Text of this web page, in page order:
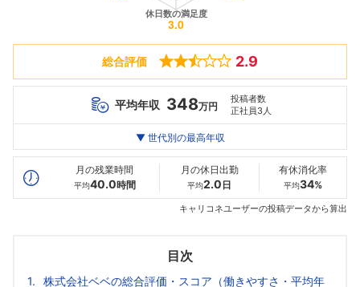
総合評価 2.9
平均年収 348万円
投稿者数
正社員3人
最高年収
20代
287万
30代
444万
--万
▼ 世代別の最高年収
月の残業時間
平均40.0時間
月の休日出勤
平均2.0 日
有休消化率
平均34%
キャリコネユーザーの投稿データから算出
目次
株式会社ベベの総合評価・スコア（働きやすさ・平均年